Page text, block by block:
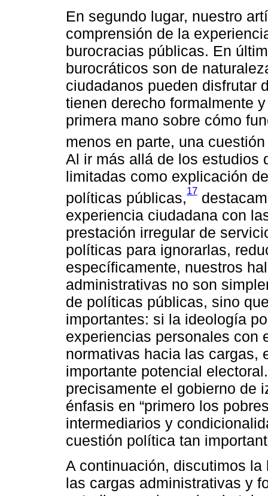
En segundo lugar, nuestro
comprensión de la
burocracias públicas. En
burocráticos son de
ciudadanos pueden disfrutar
tienen derecho formalmente
primera mano sobre cómo
menos en parte, una
Al ir más allá de los estudios
limitadas como explicación
políticas públicas,17
experiencia ciudadana con
prestación irregular de
políticas para ignorarlas,
específicamente, nuestros
administrativas no son
de políticas públicas, sino
importantes: si la ideología
experiencias personales con
normativas hacia las cargas,
importante potencial
precisamente el gobierno de
énfasis en “primero los
intermediarios y
cuestión política tan
A continuación, discutimos
las cargas administrativas y